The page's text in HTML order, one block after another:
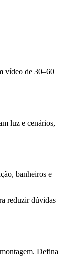
vídeo de 30–60
luz e cenários,
banheiros e
reduzir dúvidas
Defina